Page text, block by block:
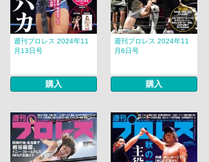
週刊プロレス 2024年11
月13日号
購入
週刊プロレス 2024年11
月6日号
購入